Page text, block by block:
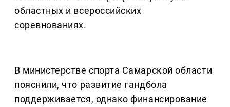
областных и всероссийских
соревнованиях.
В министерстве спорта Самарской области
пояснили, что развитие гандбола
поддерживается, однако финансирование